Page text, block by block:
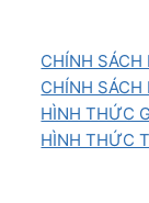
CHÍNH SÁCH
CHÍNH SÁCH
HÌNH THỨC
HÌNH THỨC